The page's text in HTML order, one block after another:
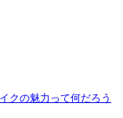
クの魅力って何だろう